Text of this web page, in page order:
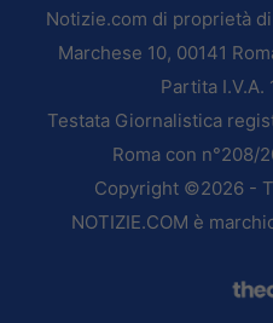
Notizie.com di proprietà
Marchese 10, 00141
Partita I.V.A.
Testata Giornalistica
Roma con n°208/
Copyright ©2026 -
NOTIZIE.COM è